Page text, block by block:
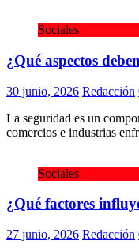
Sociales
¿Qué aspectos
30 junio, 2026 Redacción
La seguridad es un
comercios e industrias
Sociales
¿Qué factores
27 junio, 2026 Redacción